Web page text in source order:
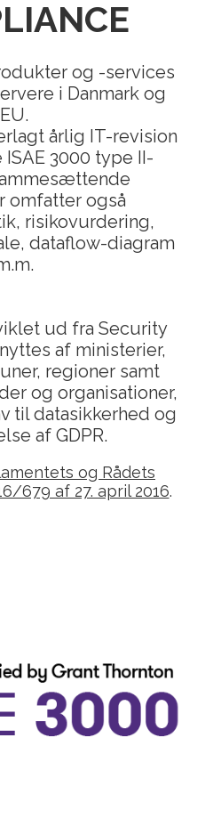
og -services
i Danmark og
EU.
årlig IT-revision
3000 type II-
omfatter også
risikovurdering,
dataflow-diagram
ud fra Security
af ministerier,
regioner samt
og organisationer,
til datasikkerhed og
af GDPR.
og Rådets
679 af 27. april 2016.